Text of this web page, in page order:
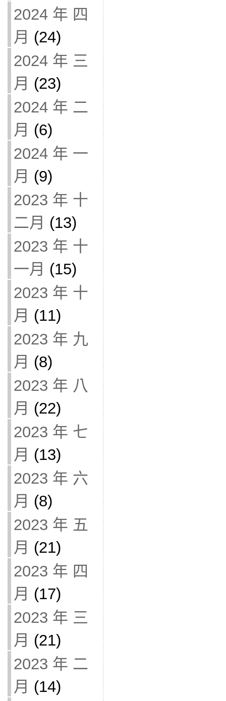
2024 年 四
月 (24)
2024 年 三
月 (23)
2024 年 二
月 (6)
2024 年 一
月 (9)
2023 年 十
二月 (13)
2023 年 十
一月 (15)
2023 年 十
月 (11)
2023 年 九
月 (8)
2023 年 八
月 (22)
2023 年 七
月 (13)
2023 年 六
月 (8)
2023 年 五
月 (21)
2023 年 四
月 (17)
2023 年 三
月 (21)
2023 年 二
月 (14)